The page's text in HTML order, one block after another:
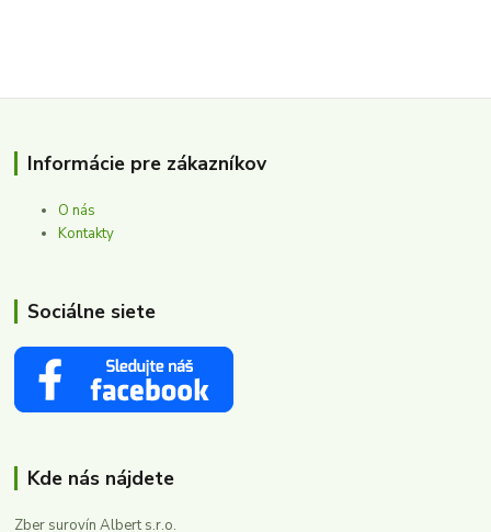
Informácie pre zákazníkov
O nás
Kontakty
Sociálne siete
Kde nás nájdete
Zber surovín Albert s.r.o.